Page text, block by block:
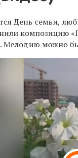
День семьи,
композицию
Мелодию можно